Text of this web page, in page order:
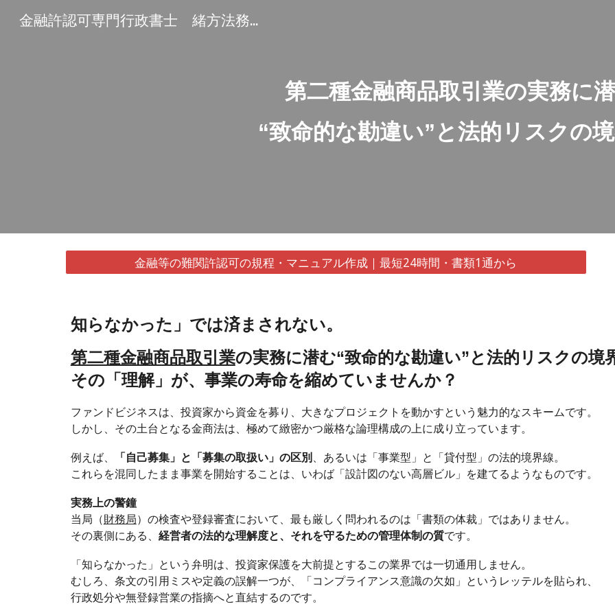
金融許認可専門行政書士 緒方法務事務所
第二種金融商品取引業の実務に
“致命的な勘違い”と法的リスクの
金融等の難関許認可の規程・マニュアル作成｜最短24時間・書類1通から
知らなかった」では済まされない。
第二種金融商品取引業の実務に潜む“致命的な勘違い”と法的リスクの境
その「理解」が、事業の寿命を縮めていませんか？
ファンドビジネスは、投資家から資金を募り、大きなプロジェクトを動かすという魅力的なスキームです。
しかし、その土台となる金商法は、極めて緻密かつ厳格な論理構成の上に成り立っています。
例えば、 「自己募集」と「募集の取扱い」の区別
、あるいは「事業型」と「貸付型」の法的境界線。
これらを混同したまま事業を開始することは、いわば「設計図のない高層ビル」を建てるようなものです。
実務上の警鐘
当局（財務局）の検査や登録審査において、最も厳しく問われるのは「書類の体裁」ではありません。
その裏側にある、 経営者の法的な理解度と、それを守るための管理体制の質です。
「知らなかった」という弁明は、投資家保護を大前提とするこの業界では一切通用しません。
むしろ、条文の引用ミスや定義の誤解一つが、「コンプライアンス意識の欠如」というレッテルを貼られ、
行政処分や無登録営業の指摘へと直結するのです。